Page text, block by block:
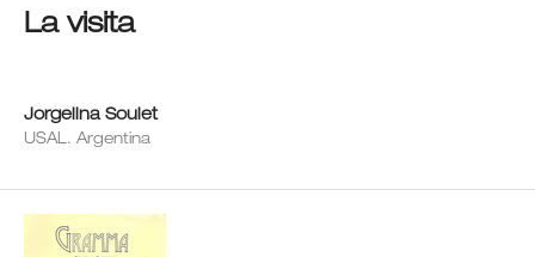
La visita
Jorgelina Soulet
USAL. Argentina